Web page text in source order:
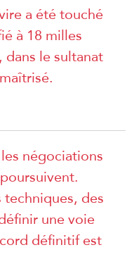
a été touché
à 18 milles
dans le sultanat
négociations
des
une voie
définitif est